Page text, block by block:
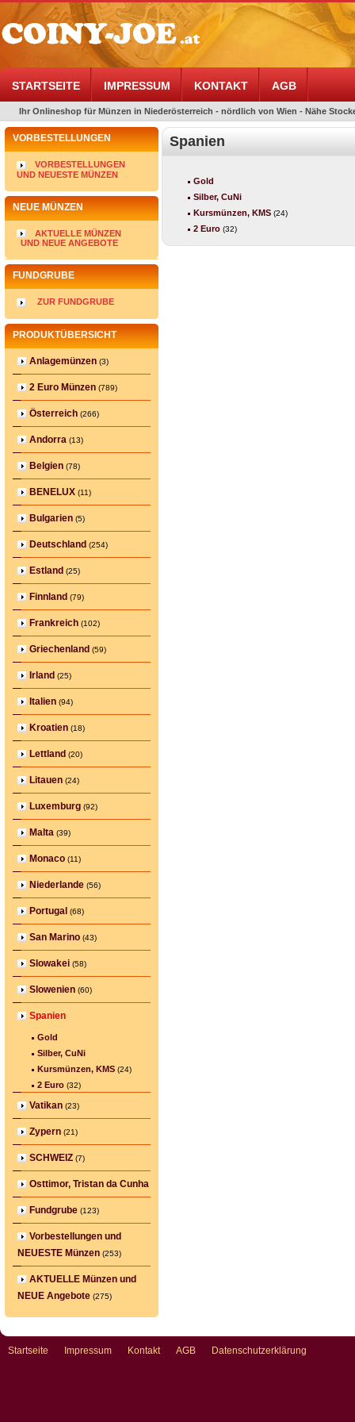
STARTSEITE IMPRESSUM KONTAKT AGB
Ihr Onlineshop für Münzen in Niederösterreich - nördlich von Wien - Nähe
VORBESTELLUNGEN
VORBESTELLUNGEN
UND NEUESTE MÜNZEN
NEUE MÜNZEN
AKTUELLE MÜNZEN
UND NEUE ANGEBOTE
FUNDGRUBE
ZUR FUNDGRUBE
PRODUKTÜBERSICHT
Anlagemünzen (3)
2 Euro Münzen (789)
Österreich (266)
Andorra (13)
Belgien (78)
BENELUX (11)
Bulgarien (5)
Deutschland (254)
Estland (25)
Finnland (79)
Frankreich (102)
Griechenland (59)
Irland (25)
Italien (94)
Kroatien (18)
Lettland (20)
Litauen (24)
Luxemburg (92)
Malta (39)
Monaco (11)
Niederlande (56)
Portugal (68)
San Marino (43)
Slowakei (58)
Slowenien (60)
Spanien
Gold
Silber, CuNi
Kursmünzen, KMS (24)
2 Euro (32)
Vatikan (23)
Zypern (21)
SCHWEIZ (7)
Osttimor, Tristan da Cunha
Fundgrube (123)
Vorbestellungen und
NEUESTE Münzen (253)
AKTUELLE Münzen und
NEUE Angebote (275)
Spanien
Gold
Silber, CuNi
Kursmünzen, KMS (24)
2 Euro (32)
Startseite Impressum Kontakt AGB Datenschutzerklärung